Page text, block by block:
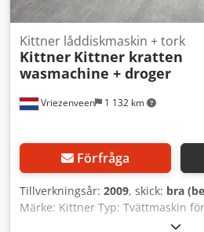
Vriezenveen 1 132 km
Kittner låddiskmaskin + tork
Kittner Kittner kratten
wasmachine + droger
Förfråga
Tillverkningsår: 2009, skick: bra
Märke: Kittner Typ: Tvättmaskin
Automatisk matning Inkluderat: -